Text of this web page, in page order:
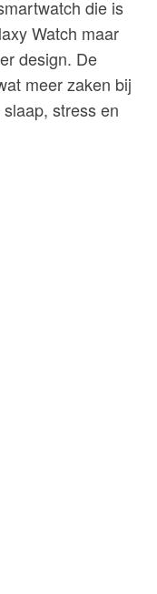
die is
Watch maar
design. De
meer zaken bij
stress en